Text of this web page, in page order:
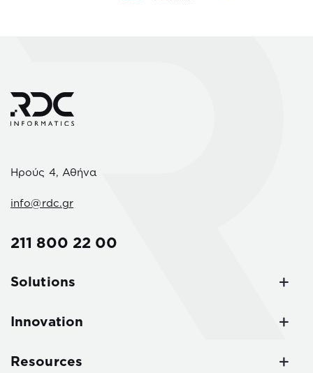
Ηρούς 4, Αθήνα
info@rdc.gr
211 800 22 00
Solutions
Innovation
Resources